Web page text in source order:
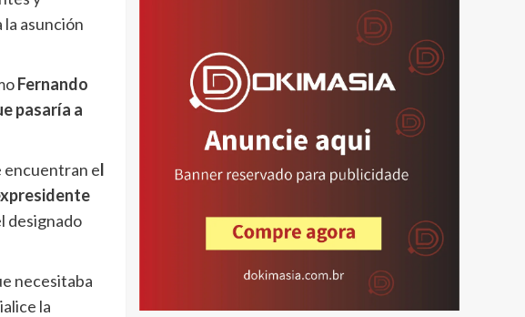
asunción
Fernando
pasaría a
encuentran el
designado
necesitaba
la